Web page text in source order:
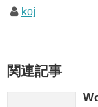
koj
関連記事